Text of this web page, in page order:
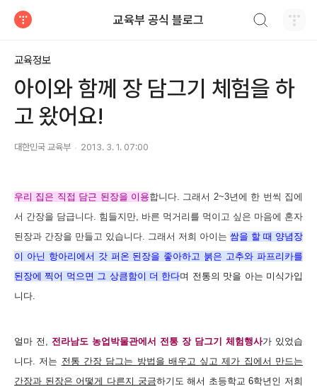
교육부 공식 블로그
교육정보
아이와 함께 장 담그기 체험을 하
고 왔어요!
대한민국 교육부 2013. 3. 1. 07:00
우리 집은 직접 담근 된장을 이용합니다. 그래서 2~3년에 한 번씩 집에
서 간장을 담급니다. 힘들지만, 바른 먹거리를 먹이고 싶은 마음에 혼자
된장과 간장을 만들고 있습니다. 그래서 저희 아이는 쌈을 할 때 양념장
이 아닌 항아리에서 갓 퍼온 된장을 좋아하고 붉은 고추와 파프리카를
된장에 찍어 먹으면 그 상큼함이 더 한다며 전통의 맛을 아는 미식가입
니다.
얼마 전, 전라남도 농업박물관에서 전통 장 담그기 체험행사가 있었습
니다. 저는 전통 간장 담그는 방법을 배우고 싶고 제가 집에서 만드는
간장과 된장은 어떻게 다른지 궁금하기도 해서 초등학교 6학년인 저희